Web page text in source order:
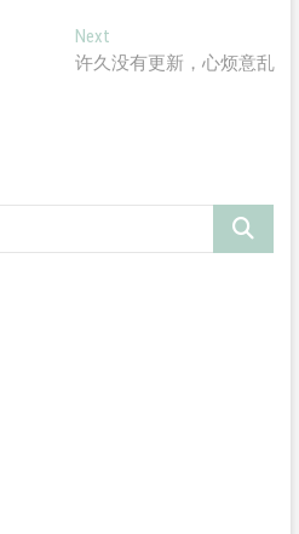
Next
post:
许久没有更新，心烦意乱
Search